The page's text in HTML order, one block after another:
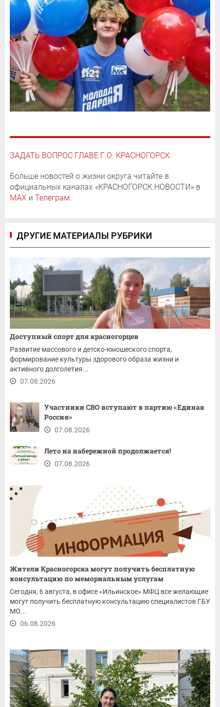
ЗАДАТЬ ВОПРОС ГЛАВЕ Г.О. КРАСНОГОРСК
Больше новостей о жизни округа читайте в
официальных каналах «КРАСНОГОРСК.НОВОСТИ» в
MAX и Телеграм.
ДРУГИЕ МАТЕРИАЛЫ РУБРИКИ
Доступный спорт для красногорцев
Развитие массового и детско-юношеского спорта,
формирование культуры здорового образа жизни и
активного долголетия...
07.08.2026
Участники СВО вступают в партию «Единая
Россия»
07.08.2026
Лето на набережной продолжается!
07.08.2026
Жители Красногорска могут получить бесплатную
консультацию по мемориальным услугам
Сегодня, 6 августа, в офисе «Ильинское» МФЦ все желающие
могут получить бесплатную консультацию специалистов ГБУ
МО...
06.08.2026